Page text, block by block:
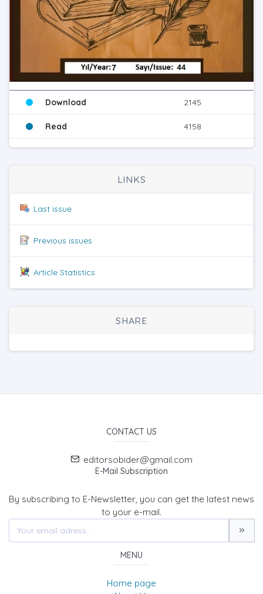
Download 2145
Read 4158
LINKS
Last issue
Previous issues
Article Statistics
SHARE
CONTACT US
editorsobider@gmail.com
E-Mail Subscription
By subscribing to E-Newsletter, you can get the latest news
to your e-mail.
MENU
Home page